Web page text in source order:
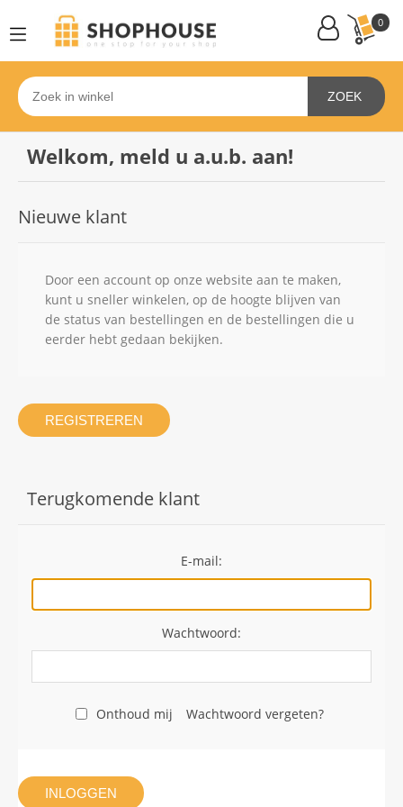
0
ZOEK
Welkom, meld u a.u.b. aan!
Nieuwe klant
Door een account op onze website aan te maken,
kunt u sneller winkelen, op de hoogte blijven van
de status van bestellingen en de bestellingen die u
eerder hebt gedaan bekijken.
REGISTREREN
Terugkomende klant
E-mail:
Wachtwoord:
Onthoud mij Wachtwoord vergeten?
INLOGGEN